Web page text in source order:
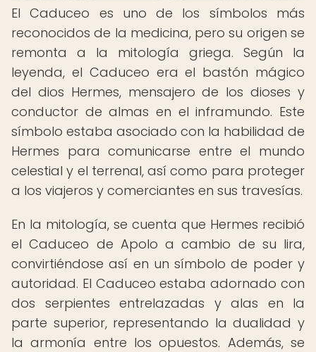
El Caduceo es uno de los símbolos más
reconocidos de la medicina, pero su origen se
remonta a la mitología griega. Según la
leyenda, el Caduceo era el bastón mágico
del dios Hermes, mensajero de los dioses y
conductor de almas en el inframundo. Este
símbolo estaba asociado con la habilidad de
Hermes para comunicarse entre el mundo
celestial y el terrenal, así como para proteger
a los viajeros y comerciantes en sus travesías.
En la mitología, se cuenta que Hermes recibió
el Caduceo de Apolo a cambio de su lira,
convirtiéndose así en un símbolo de poder y
autoridad. El Caduceo estaba adornado con
dos serpientes entrelazadas y alas en la
parte superior, representando la dualidad y
la armonía entre los opuestos. Además, se